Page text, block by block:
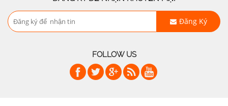
Đăng Ký
FOLLOW US